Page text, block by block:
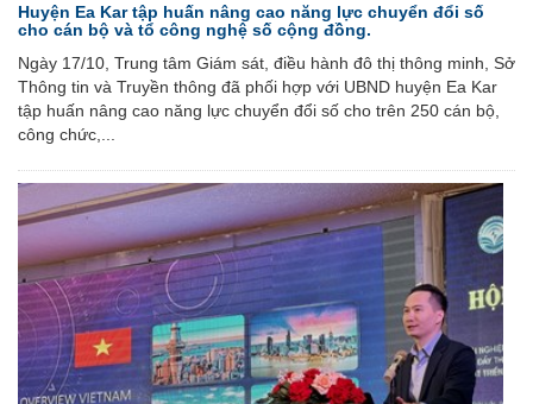
Huyện Ea Kar tập huấn nâng cao năng lực chuyển đổi số
cho cán bộ và tổ công nghệ số cộng đồng.
Ngày 17/10, Trung tâm Giám sát, điều hành đô thị thông minh, Sở
Thông tin và Truyền thông đã phối hợp với UBND huyện Ea Kar
tập huấn nâng cao năng lực chuyển đổi số cho trên 250 cán bộ,
công chức,...